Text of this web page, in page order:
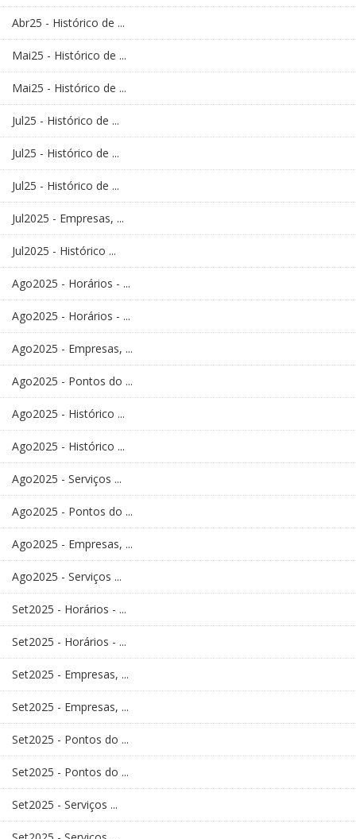
Abr25 - Histórico de ...
Mai25 - Histórico de ...
Mai25 - Histórico de ...
Jul25 - Histórico de ...
Jul25 - Histórico de ...
Jul25 - Histórico de ...
Jul2025 - Empresas, ...
Jul2025 - Histórico ...
Ago2025 - Horários - ...
Ago2025 - Horários - ...
Ago2025 - Empresas, ...
Ago2025 - Pontos do ...
Ago2025 - Histórico ...
Ago2025 - Histórico ...
Ago2025 - Serviços ...
Ago2025 - Pontos do ...
Ago2025 - Empresas, ...
Ago2025 - Serviços ...
Set2025 - Horários - ...
Set2025 - Horários - ...
Set2025 - Empresas, ...
Set2025 - Empresas, ...
Set2025 - Pontos do ...
Set2025 - Pontos do ...
Set2025 - Serviços ...